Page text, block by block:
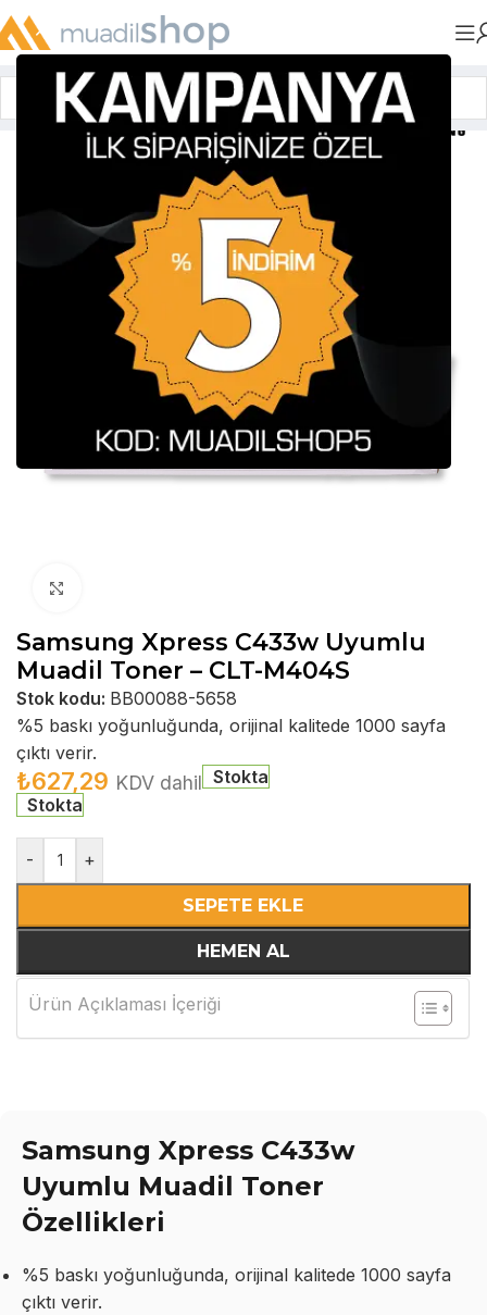
Anasayfa»Muadil Tonerler
Samsung Xpress C433w Uyumlu
Muadil Toner – CLT-M404S
Stok kodu: BB00088-5658
%5 baskı yoğunluğunda, orijinal kalitede 1000 sayfa
çıktı verir.
₺627,29 KDV dahil Stokta
Stokta
- +
SEPETE EKLE
HEMEN AL
Ürün Açıklaması İçeriği
Samsung Xpress C433w
Uyumlu Muadil Toner
Özellikleri
%5 baskı yoğunluğunda, orijinal kalitede 1000 sayfa
çıktı verir.